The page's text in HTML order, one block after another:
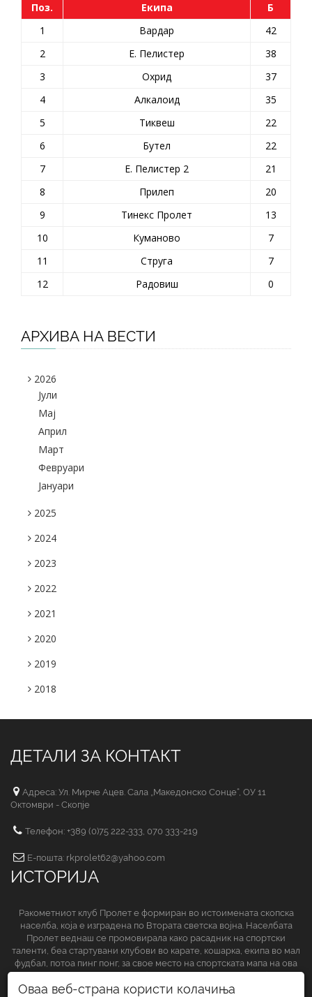
Поз. Екипа
Б
1
Вардар
42
2
Е. Пелистер
38
3
Охрид
37
4
Алкалоид
35
5
Тиквеш
22
6
Бутел
22
7
Е. Пелистер 2
21
8
Прилеп
20
9
Тинекс Пролет
13
10
Куманово
7
11
Струга
7
12
Радовиш 0
АРХИВА НА ВЕСТИ
2026
Јули
Maj
Април
Март
Февруари
Јануари
2025
2024
2023
2022
2021
2020
2019
2018
ДЕТАЛИ ЗА КОНТАКТ
Адреса: Ул. Мирче Ацев. Сала „Македонско Сонце“, ОУ 11
Октомври - Скопје
Телефон: +389 (0)75 222-333, 070 333-219
Е-пошта: rkprolet62@yahoo.com
ИСТОРИЈА
Ракометниот клуб Пролет е формиран во истоимената скопска
населба, која е изградена по Втората светска војна. Населбата
Пролет веднаш се промовирала како расадник на спортски
таленти, беа стартувани клубови во карате, кошарка, екипа во мал
фудбал, потоа пинг понг, за свое место на спортската мапа на ова
Оваа веб-страна користи колачиња